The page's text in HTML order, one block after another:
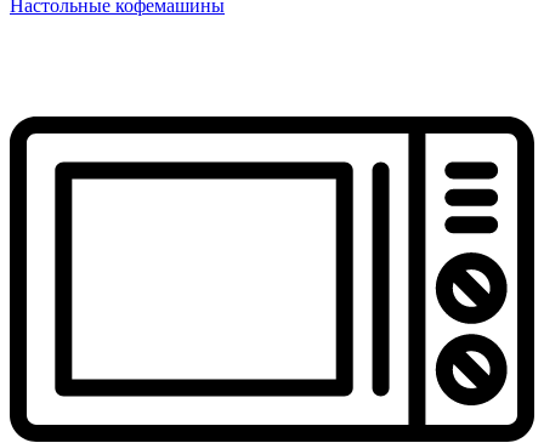
Настольные кофемашины